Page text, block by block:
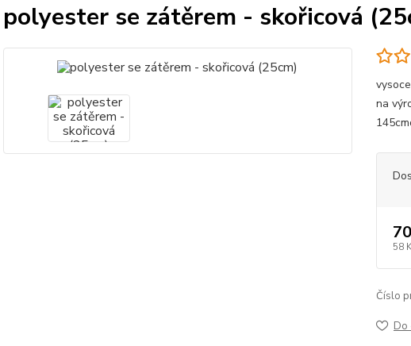
polyester se zátěrem - skořicová
na
58
Číslo
Do